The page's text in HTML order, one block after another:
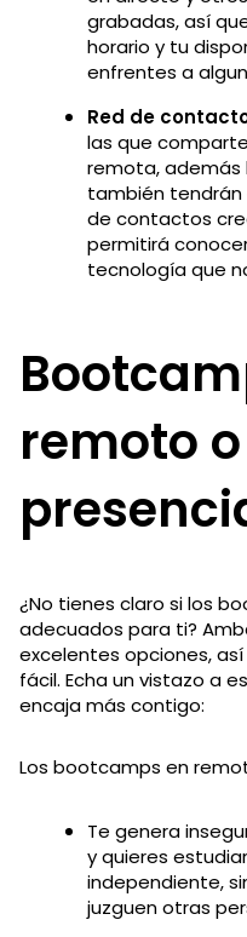
grabadas, así
horario y tu
enfrentes a
Red de
las que
remota, además
también tendrán
de contactos
permitirá
tecnología que
remoto o
¿No tienes claro si los
adecuados para ti?
excelentes opciones,
fácil. Echa un vistazo a
encaja más contigo:
Los bootcamps en
Te genera
y quieres
independiente,
juzguen otras